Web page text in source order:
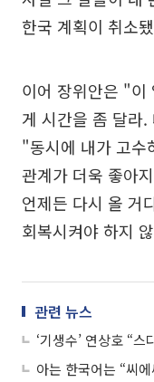
한국 계획이 취소
이어 장위안은 "이
게 시간을 좀 달라
"동시에 내가 고수
관계가 더욱 좋아
언제든 다시 올 거
회복시켜야 하지
관련 뉴스
‘기생수’ 연상호 “